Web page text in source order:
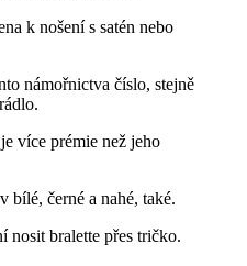
k nošení s satén nebo
námořnictva číslo, stejně
více prémie než jeho
bílé, černé a nahé, také.
nosit bralette přes tričko.